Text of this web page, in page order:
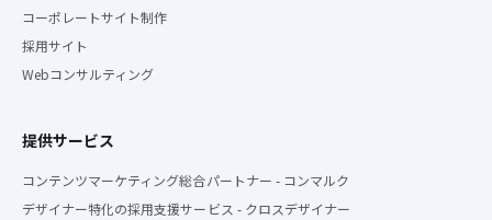
コーポレートサイト制作
採用サイト
Webコンサルティング
提供サービス
コンテンツマーケティング総合パートナー - コンマルク
デザイナー特化の採用支援サービス - クロスデザイナー